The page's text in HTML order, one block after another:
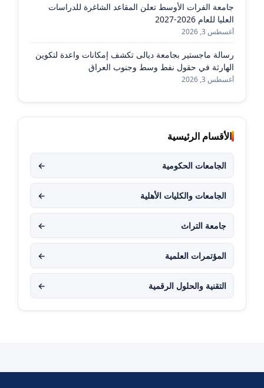
جامعة الفرات الأوسط تعلن المقاعد الشاغرة للدراسات
العليا للعام 2026-2027
أغسطس 3, 2026
رسالة ماجستير بجامعة ديالى تكشف إمكانات واعدة لتكوين
الهارثة في حقول نفط وسط وجنوب العراق
أغسطس 3, 2026
الأقسام الرئيسية
الجامعات الحكومية ←
الجامعات والكليات الأهلية ←
جامعة التراث ←
المؤتمرات العلمية ←
التقنية والحلول الرقمية ←